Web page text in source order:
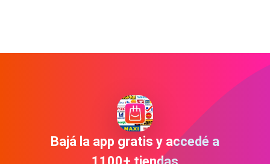
Bajá la app gratis y accedé a
1100+ tiendas